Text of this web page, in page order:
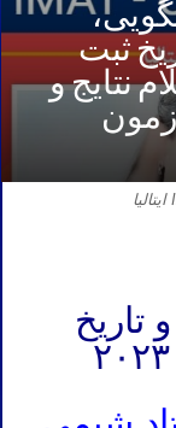
ثبت
نتایج و
تاریخ